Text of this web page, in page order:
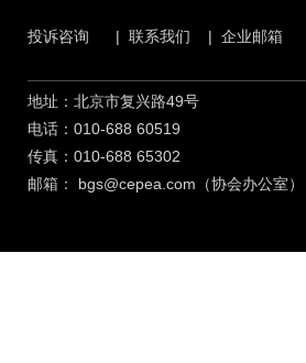
地址：北京市复兴路49号
电话：010-688 60519
传真：010-688 65302
邮箱：
bgs@cepea.com（协会办公室）
投诉咨询 | 联系我们 | 企业邮箱